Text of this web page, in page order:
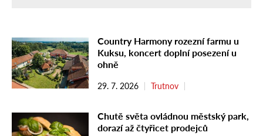
Country Harmony rozezní farmu u
Kuksu, koncert doplní posezení u
ohně
29. 7. 2026 Trutnov
Chutě světa ovládnou městský park,
dorazí až čtyřicet prodejců